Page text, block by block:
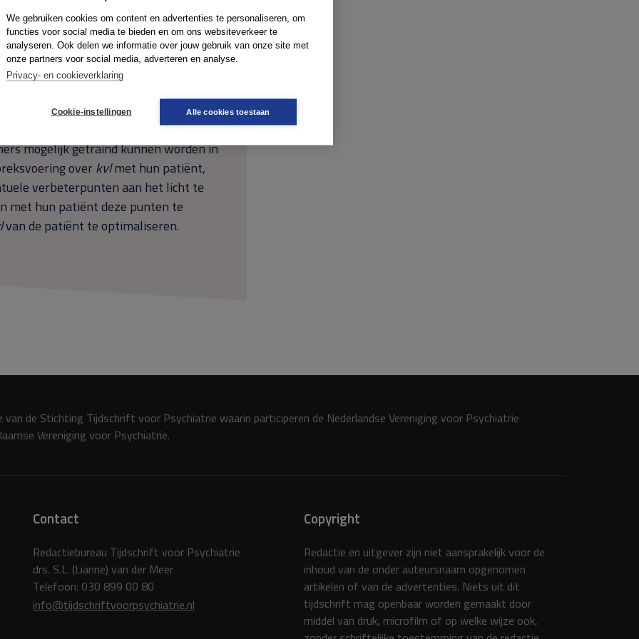
accepteerden. Daarnaast bleken de
goed op de hoogte van dekvlvan hun
omgevingskenmerken samenhangen
perspectief op het eventueel
van de
van patiënten in delfpz.
mogelijk getraind kunnen worden in
overkvlmet hun patiënt,
verbeterpunten aan het licht te
met hun patiënt deze punten te
van de patiënt te optimaliseren.
van de Stichting Tijdschrift voor Psychiatrie waarin participeren de Nederlandse Vereniging voor Psychiatrie
Vereniging voor Psychiatrie.
Contact
Redactiebureau Tijdschrift voor Psychiatrie
drs. S.L. (Lianne) van der Meer
Telefoon: 030 899 00 80
info@tijdschriftvoorpsychiatrie.nl
Copyright
Redactie en uitgever zijn niet aansprakelijk voor de
inhoud van de onder auteursnaam opgenomen
artikelen of van de advertenties. Niets uit dit
tijdschrift mag openbaar worden gemaakt door
middel van druk, microfilm of op welke wijze ook,
We gebruiken cookies om content en advertenties te personaliseren, om
functies voor social media te bieden en om ons websiteverkeer te
analyseren. Ook delen we informatie over jouw gebruik van onze site met
onze partners voor social media, adverteren en analyse.
Privacy- en cookieverklaring
Cookie-instellingen Alle cookies toestaan